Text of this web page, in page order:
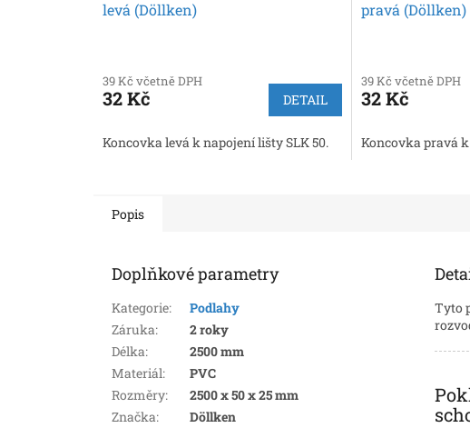
levá (Döllken)
39 Kč včetně DPH
32 Kč DETAIL
Koncovka levá k napojení lišty SLK 50.
pravá (Döllken)
39 Kč včetně DPH
32 Kč
Koncovka pravá
Popis
Tyto
Doplňkové parametry
Kategorie:
Podlahy
Záruka:
2 roky
Délka:
2500 mm
Materiál:
PVC
Rozměry:
2500 x 50 x 25 mm
Značka: Döllken